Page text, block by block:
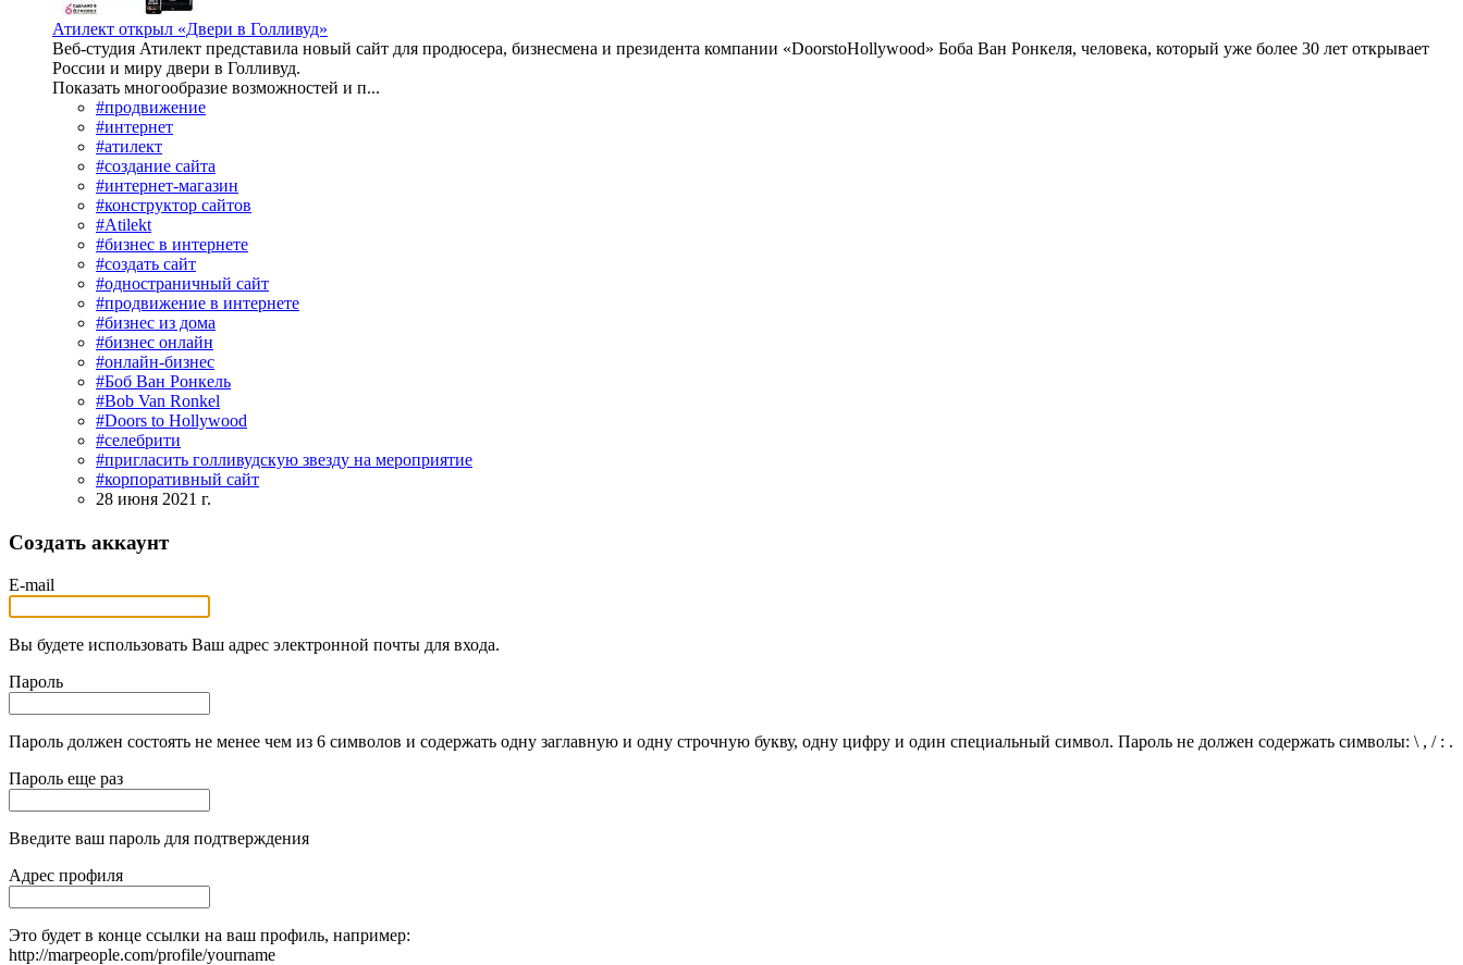
Атилект открыл «Двери в Голливуд»
Веб-студия Атилект представила новый сайт для продюсера, бизнесмена и президента компании «DoorstoHollywood» Боба Ван Ронкеля, человека, который уже более 30 лет открывает
России и миру двери в Голливуд.
Показать многообразие возможностей и п...
#продвижение
#интернет
#атилект
#создание сайта
#интернет-магазин
#конструктор сайтов
#Atilekt
#бизнес в интернете
#создать сайт
#одностраничный сайт
#продвижение в интернете
#бизнес из дома
#бизнес онлайн
#онлайн-бизнес
#Боб Ван Ронкель
#Bob Van Ronkel
#Doors to Hollywood
#селебрити
#пригласить голливудскую звезду на мероприятие
#корпоративный сайт
28 июня 2021 г.
Создать аккаунт
E-mail
Вы будете использовать Ваш адрес электронной почты для входа.
Пароль
Пароль должен состоять не менее чем из 6 символов и содержать одну заглавную и одну строчную букву, одну цифру и один специальный символ. Пароль не должен содержать символы: \ , / : .
Пароль еще раз
Введите ваш пароль для подтверждения
Адрес профиля
Это будет в конце ссылки на ваш профиль, например:
http://marpeople.com/profile/yourname